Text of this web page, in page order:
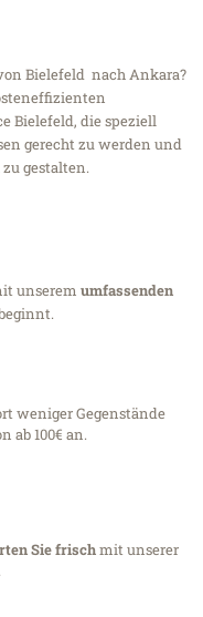
Bielefeld nach Ankara?
Bielefeld, die speziell
gerecht zu werden und
gestalten.
unserem umfassenden
weniger Gegenstände
ab 100€ an.
Sie frischmit unserer